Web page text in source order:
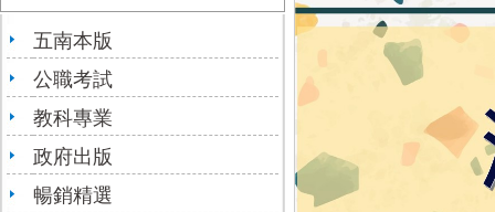
五南本版
公職考試
教科專業
政府出版
暢銷精選